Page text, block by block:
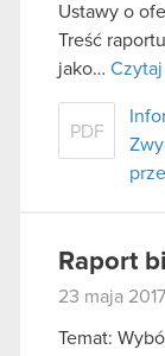
Ustawy o
Treść
jako…
PDF
Raport
23 maja 2017
Temat: